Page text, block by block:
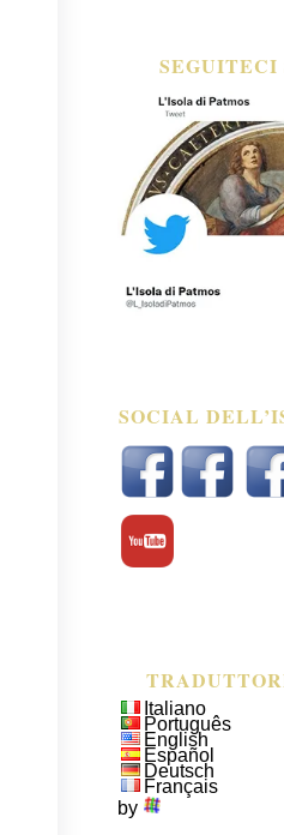
SOCIAL
Italiano
Português
English
Español
Deutsch
Français
by